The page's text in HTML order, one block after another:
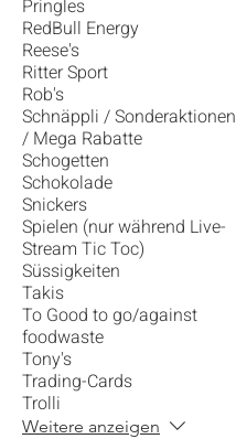
Pringles
RedBull Energy
Reese's
Ritter Sport
Rob's
Schnäppli / Sonderaktionen
/ Mega Rabatte
Schogetten
Schokolade
Snickers
Spielen (nur während Live-
Stream Tic Toc)
Süssigkeiten
Takis
To Good to go/against
foodwaste
Tony's
Trading-Cards
Trolli
Weitere anzeigen